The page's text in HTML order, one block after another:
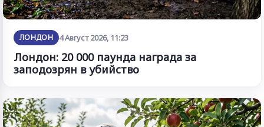
ЛОНДОН 4 Август 2026, 11:23
Лондон: 20 000 паунда награда за
заподозрян в убийство